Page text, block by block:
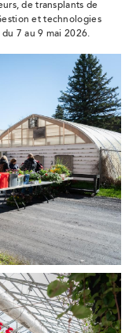
de transplants de
et technologies
7 au 9 mai 2026.